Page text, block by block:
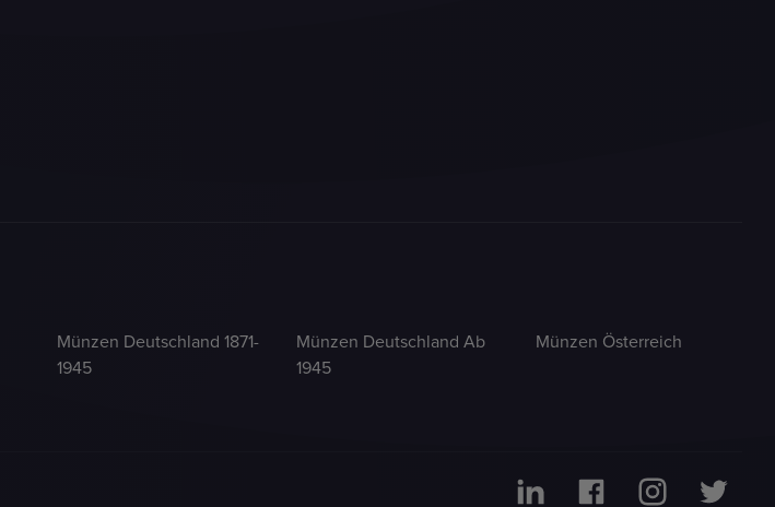
Münzen Deutschland 1871-
1945
Münzen Deutschland Ab
1945
Münzen Österreich